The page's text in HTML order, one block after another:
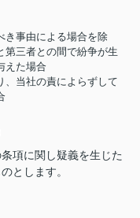
き事由による場合を除
第三者との間で紛争が生
えた場合
当社の責によらずして
項に関し疑義を生じた
とします。